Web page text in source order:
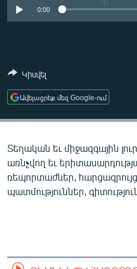
ՄԻՋԱԶԳԱՅԻՆ
ՄԵԿՆԱԲԱՆՈՒԹՅՈՒՆ
ՏՏ ԵՒ ԻՆՏԵՐՆԵՏ
ԿՈՐՈՆԱՎԻՐՈՒՍ
ՏԵՍԱՆՅՈՒԹԵՐ
ԲԱՆԱՎԵՃ
Հայերեն
0:00
Կիսվել
Ավելացրեք մեզ Google-ում
Տեղական եւ միջազգային
առնչվող եւ
ռեպորտաժներ,
պատմություններ,